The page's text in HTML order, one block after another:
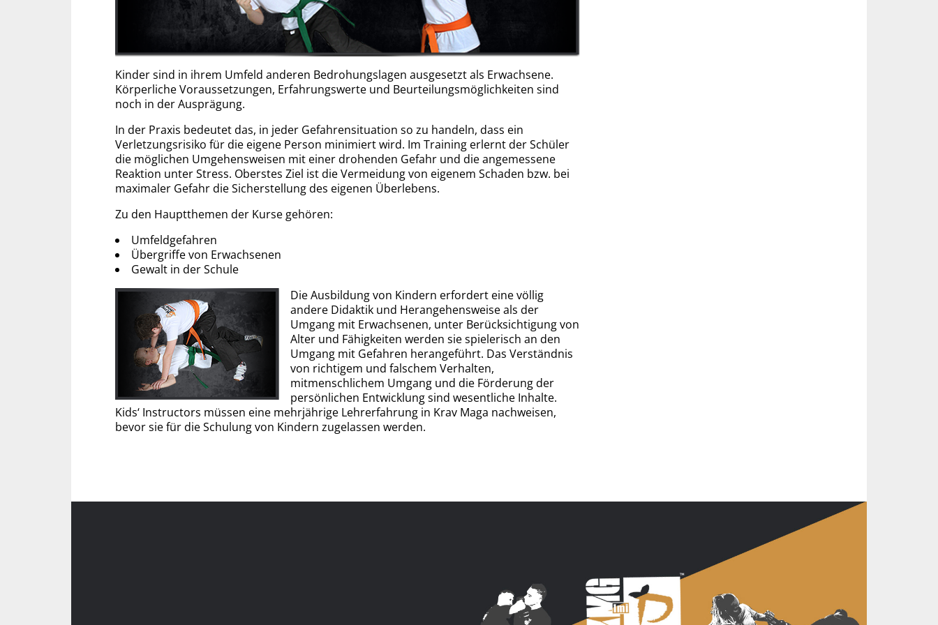
Kinder sind in ihrem Umfeld anderen Bedrohungslagen ausgesetzt als Erwachsene.
Körperliche Voraussetzungen, Erfahrungswerte und Beurteilungsmöglichkeiten sind
noch in der Ausprägung.
In der Praxis bedeutet das, in jeder Gefahrensituation so zu handeln, dass ein
Verletzungsrisiko für die eigene Person minimiert wird. Im Training erlernt der Schüler
die möglichen Umgehensweisen mit einer drohenden Gefahr und die angemessene
Reaktion unter Stress. Oberstes Ziel ist die Vermeidung von eigenem Schaden bzw. bei
maximaler Gefahr die Sicherstellung des eigenen Überlebens.
Zu den Hauptthemen der Kurse gehören:
Umfeldgefahren
Übergriffe von Erwachsenen
Gewalt in der Schule
Die Ausbildung von Kindern erfordert eine völlig
andere Didaktik und Herangehensweise als der
Umgang mit Erwachsenen, unter Berücksichtigung von
Alter und Fähigkeiten werden sie spielerisch an den
Umgang mit Gefahren herangeführt. Das Verständnis
von richtigem und falschem Verhalten,
mitmenschlichem Umgang und die Förderung der
persönlichen Entwicklung sind wesentliche Inhalte.
Kids‘ Instructors müssen eine mehrjährige Lehrerfahrung in Krav Maga nachweisen,
bevor sie für die Schulung von Kindern zugelassen werden.